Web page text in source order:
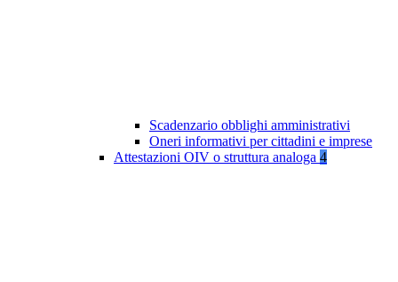
Scadenzario obblighi amministrativi
Oneri informativi per cittadini e imprese
Attestazioni OIV o struttura analoga 4